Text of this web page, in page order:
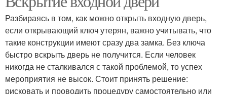
Разбираясь в том, как можно открыть входную дверь,
если открывающий ключ утерян, важно учитывать, что
такие конструкции имеют сразу два замка. Без ключа
быстро вскрыть дверь не получится. Если человек
никогда не сталкивался с такой проблемой, то успех
мероприятия не высок. Стоит принять решение:
рисковать и проводить процедуру самостоятельно или